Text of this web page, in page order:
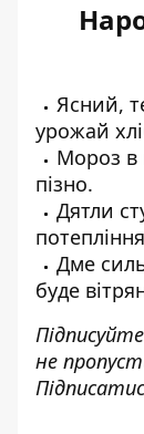
Ясний,
урожай
Мороз в
пізно.
Дятли
Дме
буде
не